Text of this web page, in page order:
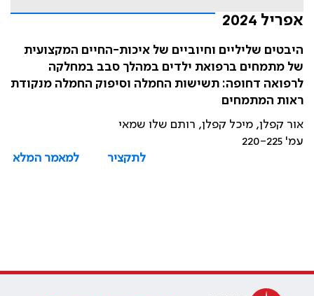
אפריל 2024
היבטים שליליים וחיוביים של איכות-החיים המקצועית
של מתמחים ברפואת ילדים במהלך סבב במחלקה
לרפואה דחופה: תשישות החמלה וסיפוק החמלה מנקודת
ראות המתמחים
אור קפלן, מיכל קפלן, רותם שלו שמאי
עמ' 220-225
לתקציר
למאמר המלא